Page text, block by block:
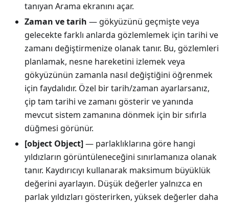
tanıyan Arama ekranını açar.
Zaman ve tarih — gökyüzünü geçmişte veya
gelecekte farklı anlarda gözlemlemek için tarihi ve
zamanı değiştirmenize olanak tanır. Bu, gözlemleri
planlamak, nesne hareketini izlemek veya
gökyüzünün zamanla nasıl değiştiğini öğrenmek
için faydalıdır. Özel bir tarih/zaman ayarlarsanız,
çip tam tarihi ve zamanı gösterir ve yanında
mevcut sistem zamanına dönmek için bir sıfırla
düğmesi görünür.
[object Object]— parlaklıklarına göre hangi
yıldızların görüntüleneceğini sınırlamanıza olanak
tanır. Kaydırıcıyı kullanarak maksimum büyüklük
değerini ayarlayın. Düşük değerler yalnızca en
parlak yıldızları gösterirken, yüksek değerler daha